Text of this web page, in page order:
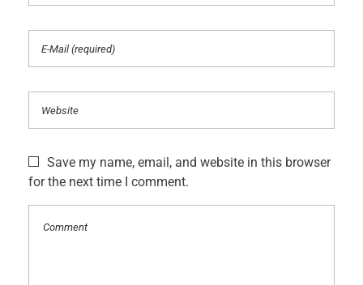
Save my name, email, and website in this browser
for the next time I comment.